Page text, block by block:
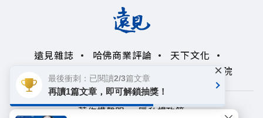
遠見雜誌 哈佛商業評論
天下文化
未來親子學習平台
50+ 領導影響力學院
著作權聲明 隱私權政策
最後衝刺：已閱讀2/3篇文章
再讀1篇文章，即可解鎖抽獎！
×